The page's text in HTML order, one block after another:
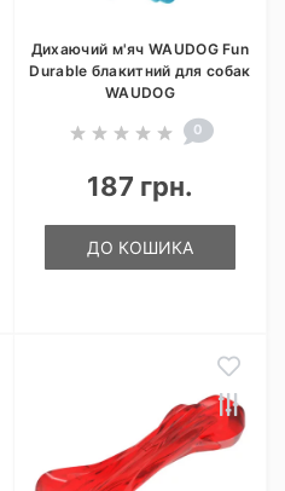
Дихаючий м'яч WAUDOG Fun
Durable блакитний для собак
WAUDOG
0
187 грн.
ДО КОШИКА